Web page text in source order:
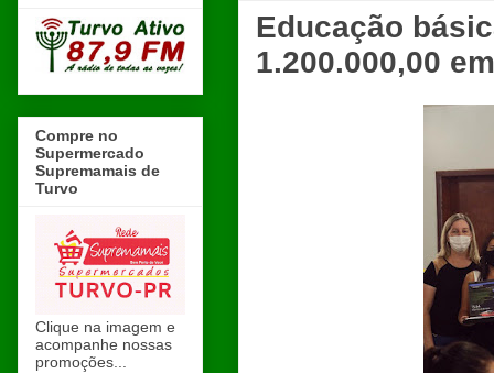
Educação
1.200.000,00
Compre no
Supermercado
Supremamais de
Turvo
Clique na imagem e
acompanhe nossas
promoções...